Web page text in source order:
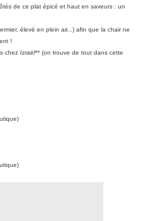
de ce plat épicé et haut en saveurs : un
élevé en plein air...) afin que la chair ne
!
chez Izraël** (on trouve de tout dans cette